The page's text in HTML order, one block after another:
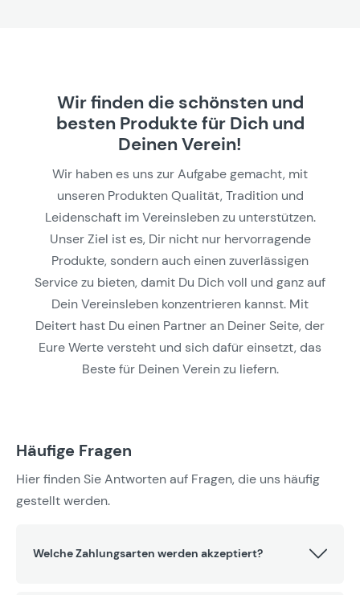
Wir finden die schönsten und
besten Produkte für Dich und
Deinen Verein!
Wir haben es uns zur Aufgabe gemacht, mit
unseren Produkten Qualität, Tradition und
Leidenschaft im Vereinsleben zu unterstützen.
Unser Ziel ist es, Dir nicht nur hervorragende
Produkte, sondern auch einen zuverlässigen
Service zu bieten, damit Du Dich voll und ganz auf
Dein Vereinsleben konzentrieren kannst. Mit
Deitert hast Du einen Partner an Deiner Seite, der
Eure Werte versteht und sich dafür einsetzt, das
Beste für Deinen Verein zu liefern.
Häufige Fragen
Hier finden Sie Antworten auf Fragen, die uns häufig
gestellt werden.
Welche Zahlungsarten werden akzeptiert?